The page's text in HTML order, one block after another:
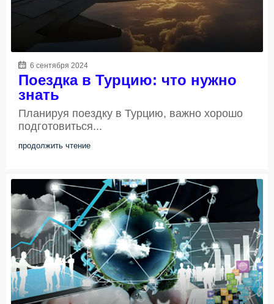
6 сентября 2024
Поездка в Турцию: что нужно
знать
Планируя поездку в Турцию, важно хорошо
подготовиться...
продолжить чтение